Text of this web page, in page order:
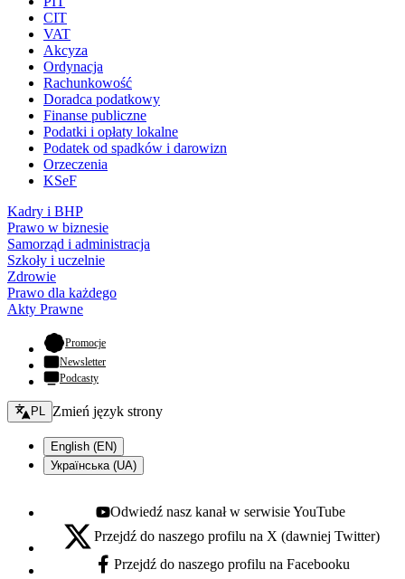
CIT
VAT
Akcyza
Ordynacja
Rachunkowość
Doradca podatkowy
Finanse publiczne
Podatki i opłaty lokalne
Podatek od spadków i darowizn
Orzeczenia
KSeF
Kadry i BHP
Prawo w biznesie
Samorząd i administracja
Szkoły i uczelnie
Zdrowie
Prawo dla każdego
Akty Prawne
Promocje- otwiera się w nowej karcie
Newsletter
Podcasty
Zmień język - bieżący:
PL Zmień język strony
English (EN)
Українська (UA)
Youtube - otwiera się w nowej karcie
Odwiedź nasz kanał w serwisie YouTube
X - otwiera się w nowej karcie
Przejdź do naszego profilu na X (dawniej Twitter)
Facebook - otwiera się w nowej karcie
Przejdź do naszego profilu na Facebooku